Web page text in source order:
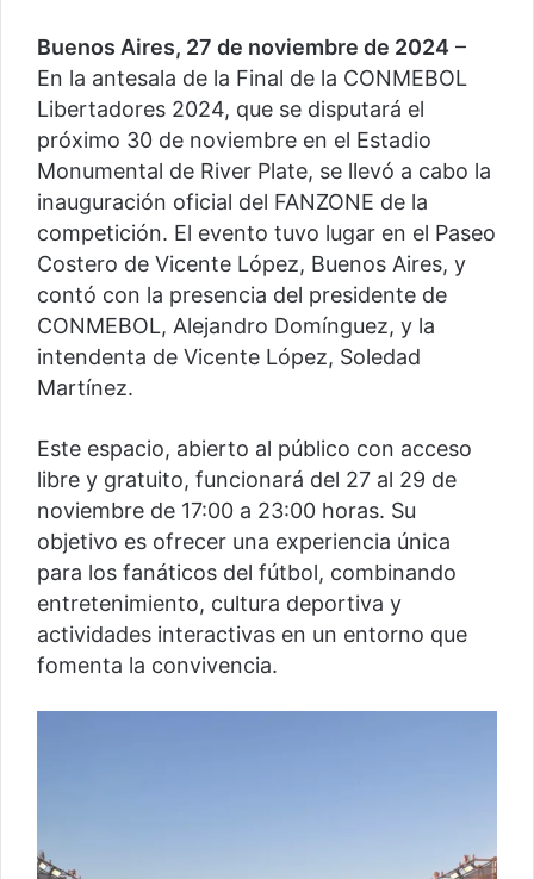
Buenos Aires, 27 de noviembre de 2024 –
En la antesala de la Final de la CONMEBOL
Libertadores 2024, que se disputará el
próximo 30 de noviembre en el Estadio
Monumental de River Plate, se llevó a cabo la
inauguración oficial del FANZONE de la
competición. El evento tuvo lugar en el Paseo
Costero de Vicente López, Buenos Aires, y
contó con la presencia del presidente de
CONMEBOL, Alejandro Domínguez, y la
intendenta de Vicente López, Soledad
Martínez.
Este espacio, abierto al público con acceso
libre y gratuito, funcionará del 27 al 29 de
noviembre de 17:00 a 23:00 horas. Su
objetivo es ofrecer una experiencia única
para los fanáticos del fútbol, combinando
entretenimiento, cultura deportiva y
actividades interactivas en un entorno que
fomenta la convivencia.